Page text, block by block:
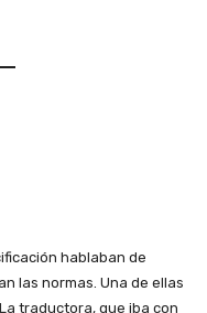
hablaban de
las normas. Una de ellas
traductora, que iba con